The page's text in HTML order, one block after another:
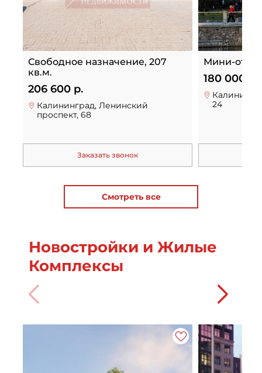
Свободное назначение, 207
кв.м.
206 600 р.
Калининград, Ленинский
проспект, 68
Заказать звонок
Мини-
180 000
24
Смотреть все
Новостройки и Жилые
Комплексы